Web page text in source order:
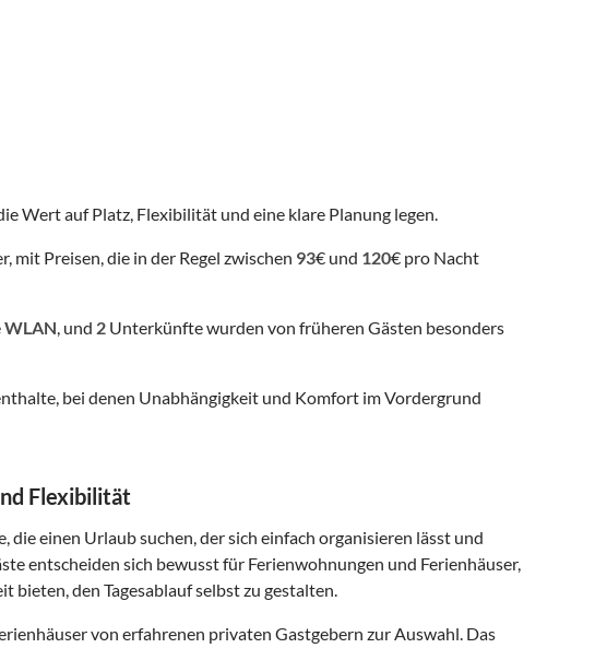
Wert auf Platz, Flexibilität und eine klare Planung legen.
mit Preisen, die in der Regel zwischen 93€ und 120€ pro Nacht
WLAN, und 2 Unterkünfte wurden von früheren Gästen besonders
bei denen Unabhängigkeit und Komfort im Vordergrund
Flexibilität
die einen Urlaub suchen, der sich einfach organisieren lässt und
entscheiden sich bewusst für Ferienwohnungen und Ferienhäuser,
bieten, den Tagesablauf selbst zu gestalten.
von erfahrenen privaten Gastgebern zur Auswahl. Das